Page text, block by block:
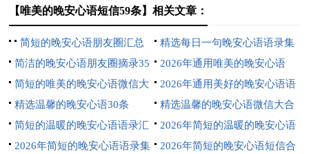
【唯美的晚安心语短信59条】相关文章：
简短的晚安心语朋友圈汇总
81条
精选每日一句晚安心语语录集
锦72句
简洁的晚安心语朋友圈摘录35
句
2026年通用唯美的晚安心语
QQ合集31句
简短的唯美的晚安心语微信大
汇总79条
2026年通用美好的晚安心语语
录合集70条
精选温馨的晚安心语30条
精选温馨的晚安心语微信大合
集53条
简短的温暖的晚安心语语录汇
编72句
2026年简短的温暖的晚安心语
大集合59句
2026年简短的晚安心语语录集 2026年简短的晚安心语短信合